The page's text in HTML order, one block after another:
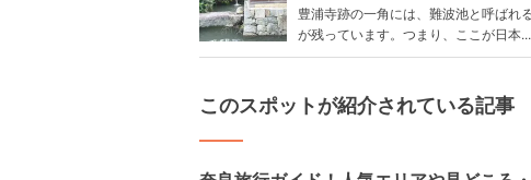
豊浦寺跡の一角には、難波池と呼ばれ
が残っています。つまり、ここが日本...
このスポットが紹介されている記事